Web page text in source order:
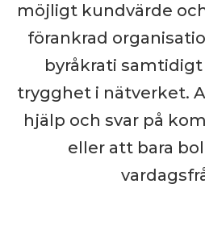
möjligt kundvärde
förankrad
byråkrati samtidigt
trygghet i nätverket.
hjälp och svar på
eller att bara